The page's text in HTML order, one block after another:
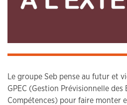
Le groupe Seb pense au futur et
GPEC (Gestion Prévisionnelle des
Compétences) pour faire monter